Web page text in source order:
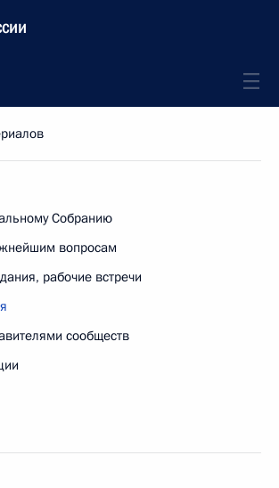
Собранию
вопросам
рабочие встречи
сообществ